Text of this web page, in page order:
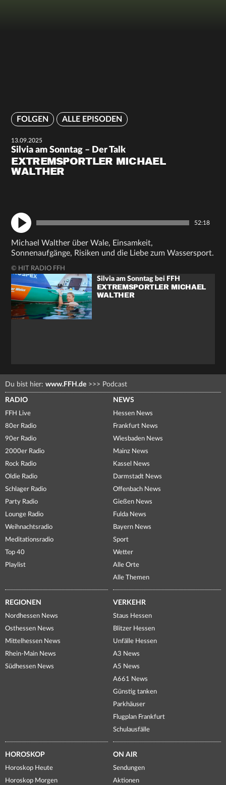
FOLGEN ALLE EPISODEN
13.09.2025
Silvia am Sonntag – Der Talk
EXTREMSPORTLER MICHAEL
WALTHER
52:18
Michael Walther über Wale, Einsamkeit,
Sonnenaufgänge, Risiken und die Liebe zum Wassersport.
© HIT RADIO FFH
Silvia am Sonntag bei FFH
EXTREMSPORTLER MICHAEL
WALTHER
Du bist hier: www.FFH.de >>> Podcast
RADIO
FFH Live
80er Radio
90er Radio
2000er Radio
Rock Radio
Oldie Radio
Schlager Radio
Party Radio
Lounge Radio
Weihnachtsradio
Meditationsradio
Top 40
Playlist
NEWS
Hessen News
Frankfurt News
Wiesbaden News
Mainz News
Kassel News
Darmstadt News
Offenbach News
Gießen News
Fulda News
Bayern News
Sport
Wetter
Alle Orte
Alle Themen
REGIONEN
Nordhessen News
Osthessen News
Mittelhessen News
Rhein-Main News
Südhessen News
VERKEHR
Staus Hessen
Blitzer Hessen
Unfälle Hessen
A3 News
A5 News
A661 News
Günstig tanken
Parkhäuser
Flugplan Frankfurt
Schulausfälle
HOROSKOP
Horoskop Heute
Horoskop Morgen
ON AIR
Sendungen
Aktionen